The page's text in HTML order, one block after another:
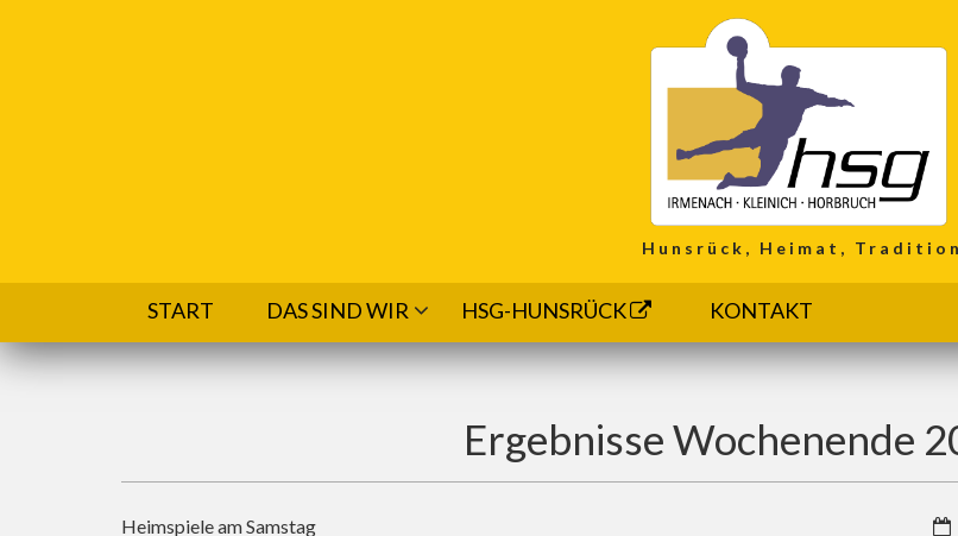
Hunsrück, Heimat, Tradition
START DAS SIND WIR HSG-HUNSRÜCK KONTAKT
Ergebnisse Wochenende
Heimspiele am Samstag